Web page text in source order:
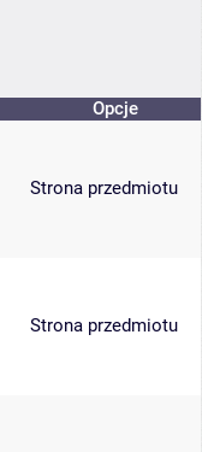
Opcje
Strona przedmiotu
Strona przedmiotu